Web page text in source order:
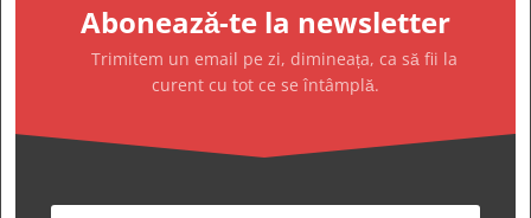
Abonează-te la newsletter
Trimitem un email pe zi, dimineața, ca să fii la
curent cu tot ce se întâmplă.